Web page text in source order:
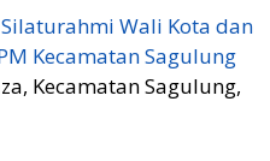
Silaturahmi Wali Kota dan
Kecamatan Sagulung
Kecamatan Sagulung,